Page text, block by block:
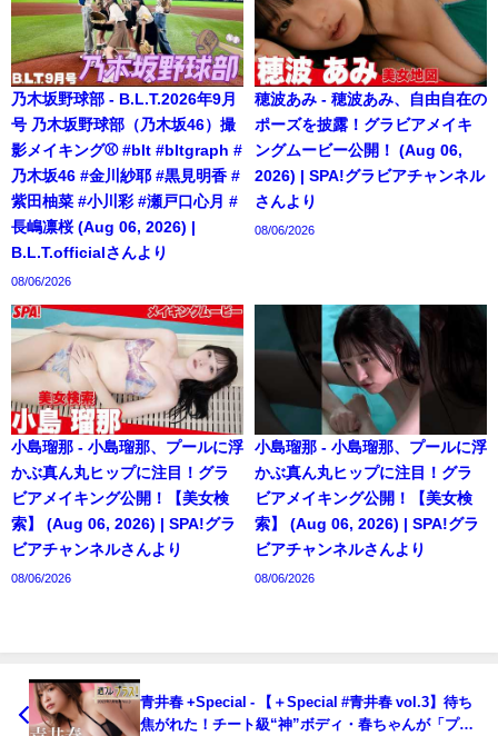
乃木坂野球部 - B.L.T.2026年9月
号 乃木坂野球部（乃木坂46）撮
影メイキング⚾️ #blt #bltgraph #
乃木坂46 #金川紗耶 #黒見明香 #
紫田柚菜 #小川彩 #瀬戸口心月 #
長嶋凛桜 (Aug 06, 2026) |
B.L.T.officialさんより
08/06/2026
穂波あみ - 穂波あみ、自由自在の
ポーズを披露！グラビアメイキ
ングムービー公開！ (Aug 06,
2026) | SPA!グラビアチャンネル
さんより
08/06/2026
小島瑠那 - 小島瑠那、プールに浮
かぶ真ん丸ヒップに注目！グラ
ビアメイキング公開！【美女検
索】 (Aug 06, 2026) | SPA!グラ
ビアチャンネルさんより
08/06/2026
小島瑠那 - 小島瑠那、プールに浮
かぶ真ん丸ヒップに注目！グラ
ビアメイキング公開！【美女検
索】 (Aug 06, 2026) | SPA!グラ
ビアチャンネルさんより
08/06/2026
青井春 +Special - 【＋Special #青井春 vol.3】待ち
焦がれた！チート級“神”ボディ・春ちゃんが「プラ